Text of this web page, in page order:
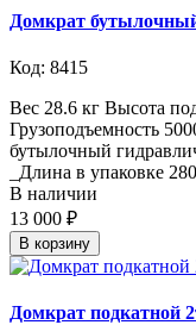
Домкрат
Код: 8415
Вес 28.6 кг Высота
Грузоподъемность
бутылочный
_Длина в упаковке
В наличии
13 000 ₽
В корзину
Домкрат подкатной